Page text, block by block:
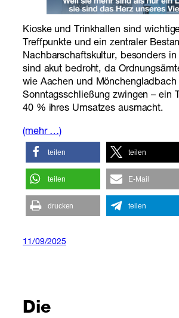
Kioske und Trinkhallen sind
Treffpunkte und ein zentraler
Nachbarschaftskultur, besonders in
sind akut bedroht, da
wie Aachen und Mönchengladbach
Sonntagsschließung zwingen – ein
40 % ihres Umsatzes ausmacht.
(mehr …)
teilen teilen
teilen E-Mail
drucken teilen
11/09/2025
Die